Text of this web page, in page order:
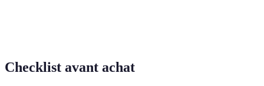
Checklist avant achat